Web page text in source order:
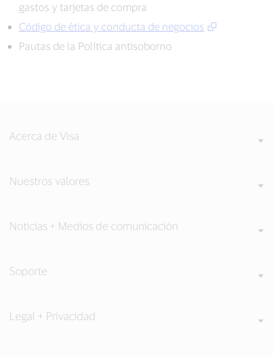
gastos y tarjetas de compra
Código de ética y conducta de negocios
Pautas de la Política antisoborno
Acerca de Visa
Nuestros valores
Noticias + Medios de comunicación
Soporte
Legal + Privacidad